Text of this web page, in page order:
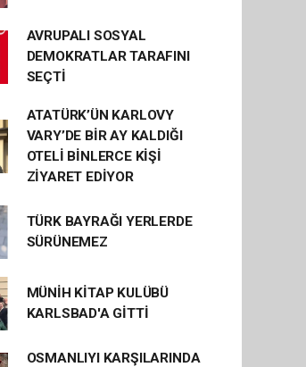
AVRUPALI SOSYAL
DEMOKRATLAR TARAFINI
SEÇTİ
ATATÜRK’ÜN KARLOVY
VARY’DE BİR AY KALDIĞI
OTELİ BİNLERCE KİŞİ
ZİYARET EDİYOR
TÜRK BAYRAĞI YERLERDE
SÜRÜNEMEZ
MÜNİH KİTAP KULÜBÜ
KARLSBAD'A GİTTİ
OSMANLIYI KARŞILARINDA